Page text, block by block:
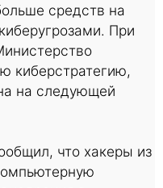
средств на
При
киберстратегию,
на следующей
что хакеры из